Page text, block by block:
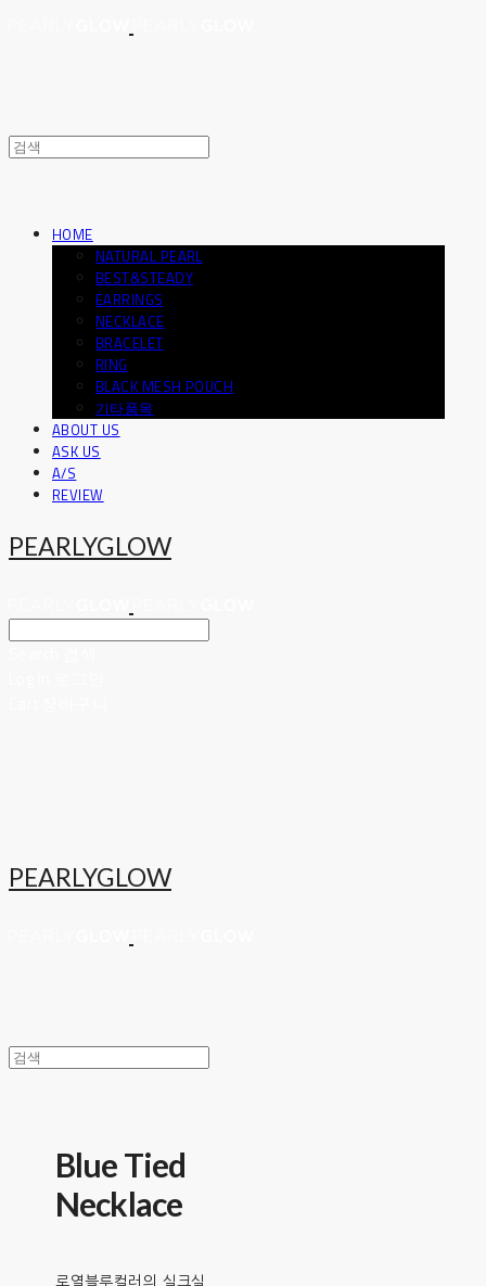
HOME
NATURAL PEARL
BEST&STEADY
EARRINGS
NECKLACE
BRACELET
RING
BLACK MESH POUCH
기타품목
ABOUT US
ASK US
A/S
REVIEW
PEARLYGLOW
PEARLYGLOW
Blue Tied
Necklace
로열블루컬러의 실크실